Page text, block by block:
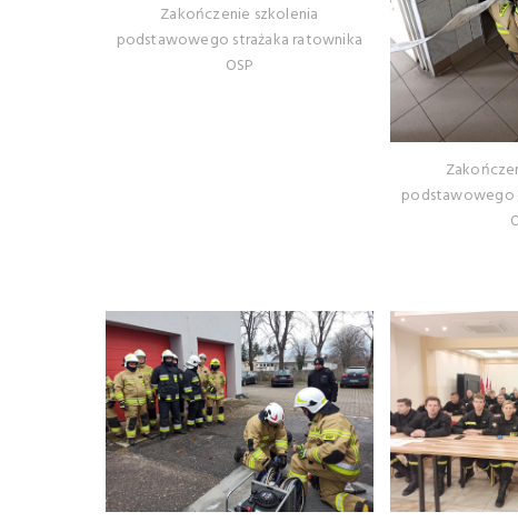
Zakończenie szkolenia
podstawowego strażaka ratownika
OSP
podstawowego